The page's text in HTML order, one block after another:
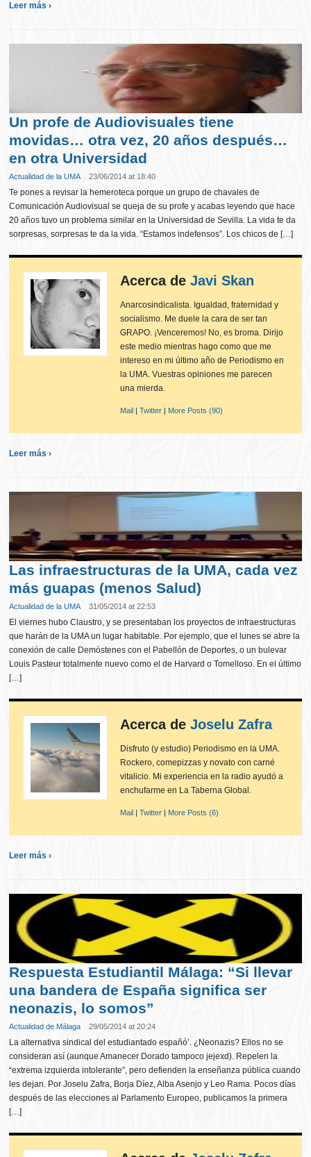
Leer más ›
Un profe de Audiovisuales tiene
movidas… otra vez, 20 años después…
en otra Universidad
Actualidad de la UMA 23/06/2014 at 18:40
Te pones a revisar la hemeroteca porque un grupo de chavales de
Comunicación Audiovisual se queja de su profe y acabas leyendo que hace
20 años tuvo un problema similar en la Universidad de Sevilla. La vida te da
sorpresas, sorpresas te da la vida. “Estamos indefensos”. Los chicos de […]
Acerca deJavi Skan
Anarcosindicalista. Igualdad, fraternidad y
socialismo. Me duele la cara de ser tan
GRAPO. ¡Venceremos! No, es broma. Dirijo
este medio mientras hago como que me
intereso en mi último año de Periodismo en
la UMA. Vuestras opiniones me parecen
una mierda.
Mail |Twitter | More Posts (90)
Leer más ›
Las infraestructuras de la UMA, cada vez
más guapas (menos Salud)
Actualidad de la UMA 31/05/2014 at 22:53
El viernes hubo Claustro, y se presentaban los proyectos de infraestructuras
que harán de la UMA un lugar habitable. Por ejemplo, que el lunes se abre la
conexión de calle Demóstenes con el Pabellón de Deportes, o un bulevar
Louis Pasteur totalmente nuevo como el de Harvard o Tomelloso. En el último
[…]
Acerca deJoselu Zafra
Disfruto (y estudio) Periodismo en la UMA.
Rockero, comepizzas y novato con carné
vitalicio. Mi experiencia en la radio ayudó a
enchufarme en La Taberna Global.
Mail |Twitter | More Posts (6)
Leer más ›
Respuesta Estudiantil Málaga: “Si llevar
una bandera de España significa ser
neonazis, lo somos”
Actualidad de Málaga 29/05/2014 at 20:24
La alternativa sindical del estudiantado españó’. ¿Neonazis? Ellos no se
consideran así (aunque Amanecer Dorado tampoco jejexd). Repelen la
“extrema izquierda intolerante”, pero defienden la enseñanza pública cuando
les dejan. Por Joselu Zafra, Borja Díez, Alba Asenjo y Leo Rama. Pocos días
después de las elecciones al Parlamento Europeo, publicamos la primera
[…]